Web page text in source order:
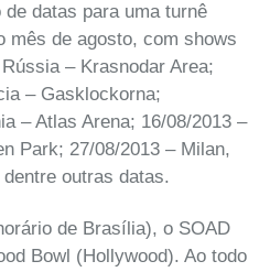
datas para uma turnê
mês de agosto, com shows
– Krasnodar Area;
– Gasklockorna;
– Atlas Arena; 16/08/2013 –
Park; 27/08/2013 – Milan,
outras datas.
de Brasília), o SOAD
Bowl (Hollywood). Ao todo